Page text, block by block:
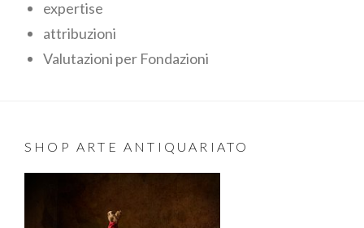
expertise
attribuzioni
Valutazioni per Fondazioni
SHOP ARTE ANTIQUARIATO